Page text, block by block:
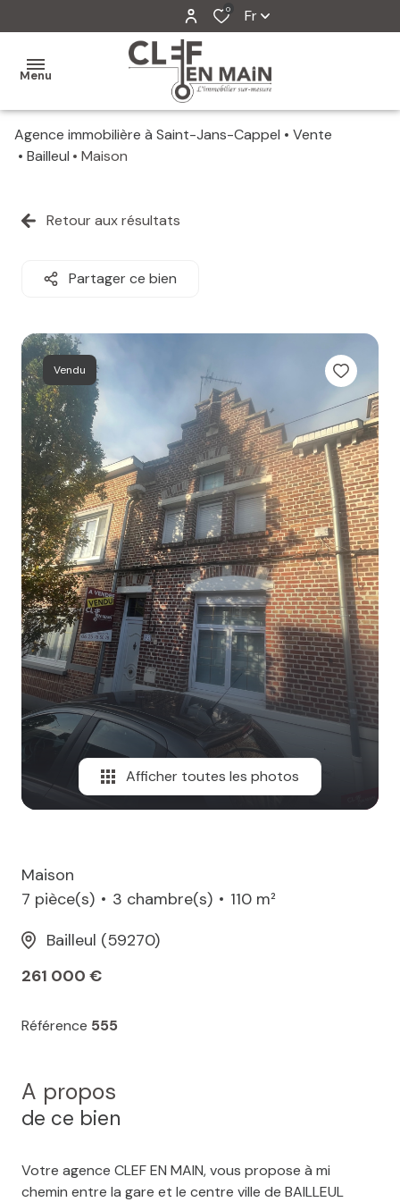
0 Fr
Menu
MON
MES
MES
ESTIMATION
ALERTE
MAIL
Agence immobilière à Saint-Jans-Cappel
Vente
Bailleul
Maison
Retour aux résultats
Partager ce bien
Vendu
Afficher toutes les photos
Maison
7 pièce(s)
3 chambre(s)
110 m²
Bailleul (59270)
261 000 €
Référence 555
A propos
de ce bien
Votre agence CLEF EN MAIN, vous propose à mi
chemin entre la gare et le centre ville de BAILLEUL